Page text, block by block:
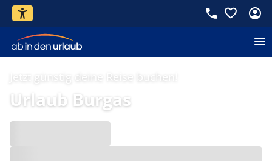
Jetzt günstig deine Reise buchen!
Urlaub Burgas